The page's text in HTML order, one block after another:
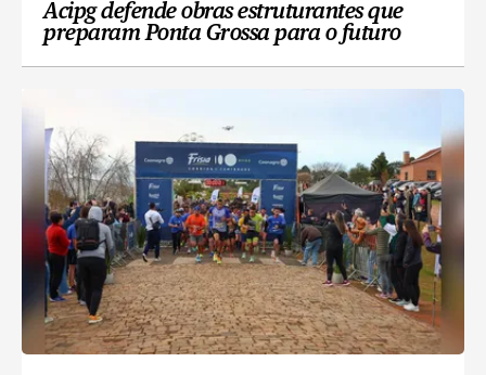
Acipg defende obras estruturantes que
preparam Ponta Grossa para o futuro